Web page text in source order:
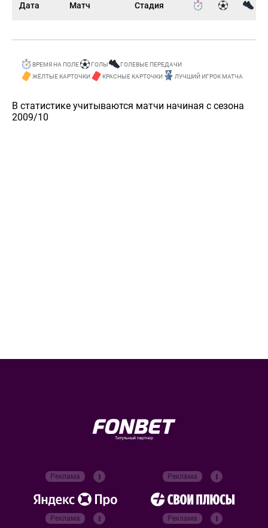
Дата Матч Стадия
ВРЕМЯ НА ПОЛЕ ГОЛЫ
ГОЛЕВЫЕ ПЕРЕДАЧИ
ЖЁЛТЫЕ КАРТОЧКИ
КРАСНЫЕ КАРТОЧКИ ЛУЧШИЙ ИГРОК МАТЧА
В статистике учитываются матчи начиная с сезона
2009/10
Титульный партнер
Реклама Реклама
Реклама Реклама